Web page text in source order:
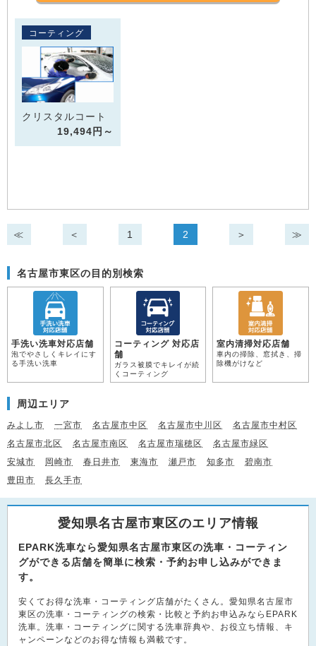
コーティング
クリスタルコート
19,494円～
≪ ＜ 1 2 ＞ ≫
名古屋市東区の目的別検索
手洗い洗車対応店舗
泡でやさしくキレイにす
る手洗い洗車
コーティング 対応店
舗
ガラス被膜でキレイが続
くコーティング
室内清掃対応店舗
車内の掃除、窓拭き、掃
除機がけなど
周辺エリア
みよし市 一宮市 名古屋市中区 名古屋市中川区
名古屋市中村区
名古屋市北区
名古屋市南区 名古屋市瑞穂区
名古屋市緑区
安城市
岡崎市 春日井市 東海市 瀬戸市 知多市
碧南市
豊田市
長久手市
愛知県名古屋市東区のエリア情報
EPARK洗車なら愛知県名古屋市東区の洗車・コーティン
グができる店舗を簡単に検索・予約お申し込みができま
す。
安くてお得な洗車・コーティング店舗がたくさん。愛知県名古屋市
東区の洗車・コーティングの検索・比較と予約お申込みならEPARK
洗車。洗車・コーティングに関する洗車辞典や、お役立ち情報、キ
ャンペーンなどのお得な情報も満載です。